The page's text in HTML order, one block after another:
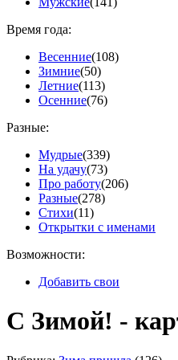
Время года:
Весенние(108)
Зимние(50)
Летние(113)
Осенние(76)
Разные:
Мудрые(339)
На удачу(73)
Про работу(206)
Разные(278)
Стихи(11)
Открытки с именами
Возможности:
Добавить свои
С Зимой! -